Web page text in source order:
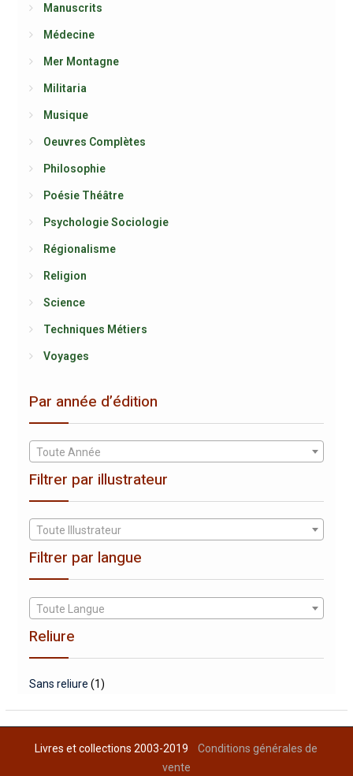
Manuscrits
Médecine
Mer Montagne
Militaria
Musique
Oeuvres Complètes
Philosophie
Poésie Théâtre
Psychologie Sociologie
Régionalisme
Religion
Science
Techniques Métiers
Voyages
Par année d’édition
Toute Année
Filtrer par illustrateur
Toute Illustrateur
Filtrer par langue
Toute Langue
Reliure
Sans reliure (1)
Livres et collections 2003-2019Conditions générales de
vente